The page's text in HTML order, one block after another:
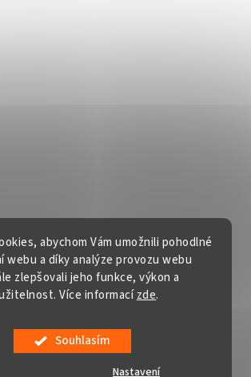
abychom Vám umožnili pohodlné
webu a díky analýze provozu webu
zlepšovali jeho funkce, výkon a
Více informacízde.
Souhlasím
Nastavení
Vytvořil Shoptet
Gardentech s.r.o.. Všechna práva vyhrazena.